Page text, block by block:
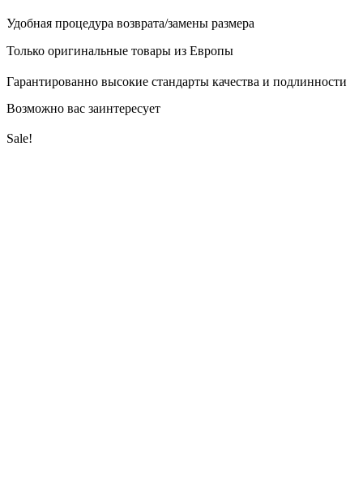
Удобная процедура возврата/замены размера
Только оригинальные товары из Европы
Гарантированно высокие стандарты качества и подлинности
Возможно вас заинтересует
Sale!